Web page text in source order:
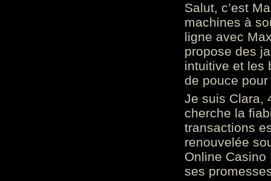
Salut, c’est
machines à
ligne avec
propose des
intuitive et les
de pouce
Je suis Clara,
cherche la
transactions
renouvelée
Online
ses